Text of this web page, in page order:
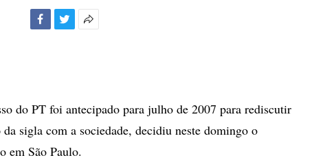
do PT foi antecipado para julho de 2007 para rediscutir
sigla com a sociedade, decidiu neste domingo o
em São Paulo.